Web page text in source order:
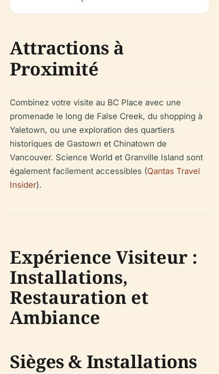
Attractions à
Proximité
Combinez votre visite au BC Place avec une
promenade le long de False Creek, du shopping à
Yaletown, ou une exploration des quartiers
historiques de Gastown et Chinatown de
Vancouver. Science World et Granville Island sont
également facilement accessibles (Qantas Travel
Insider).
Expérience Visiteur :
Installations,
Restauration et
Ambiance
Sièges & Installations